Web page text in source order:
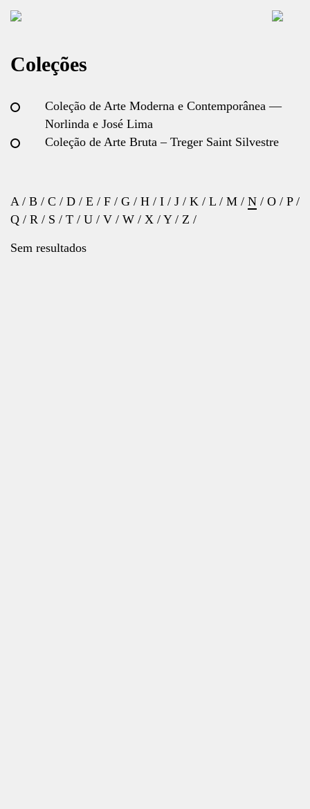
Coleções
Coleção de Arte Moderna e Contemporânea —
Norlinda e José Lima
Coleção de Arte Bruta – Treger Saint Silvestre
A/ B / C / D / E / F / G / H / I / J / K / L / M / N / O / P/
Q / R / S / T / U / V / W / X / Y/ Z /
Sem resultados